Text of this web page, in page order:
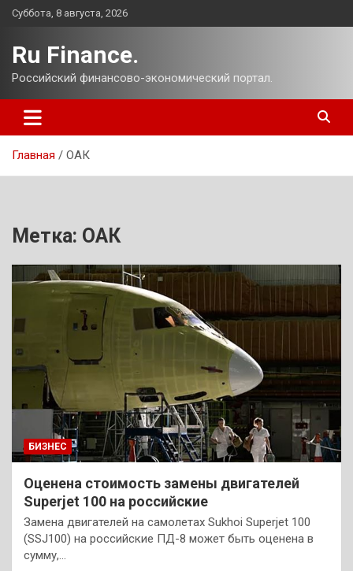
Перейти
Суббота, 8 августа, 2026
Ru Finance.
Российский финансово-экономический портал.
Главная ОАК
Метка: ОАК
БИЗНЕС
Оценена стоимость замены двигателей
Superjet 100 на российские
Замена двигателей на самолетах Sukhoi Superjet 100
(SSJ100) на российские ПД-8 может быть оценена в
сумму,…